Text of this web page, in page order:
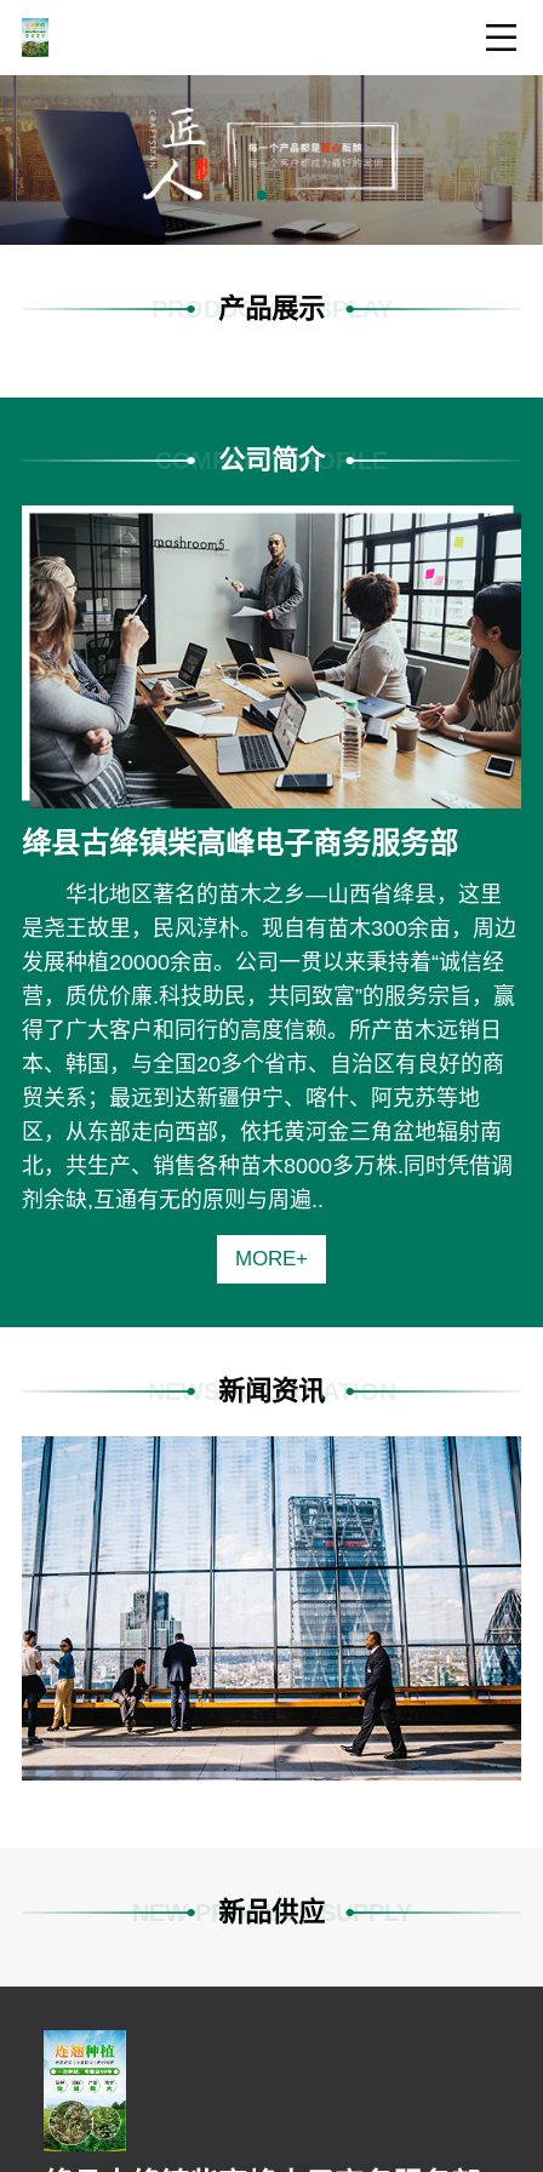
产品展示
PRODUCTS DISPLAY
公司简介
COMPANY PROFILE
绛县古绛镇柴高峰电子商务服务部
华北地区著名的苗木之乡—山西省绛县，这里
是尧王故里，民风淳朴。现自有苗木300余亩，周边
发展种植20000余亩。公司一贯以来秉持着“诚信经
营，质优价廉.科技助民，共同致富”的服务宗旨，赢
得了广大客户和同行的高度信赖。所产苗木远销日
本、韩国，与全国20多个省市、自治区有良好的商
贸关系；最远到达新疆伊宁、喀什、阿克苏等地
区，从东部走向西部，依托黄河金三角盆地辐射南
北，共生产、销售各种苗木8000多万株.同时凭借调
剂余缺,互通有无的原则与周遍..
MORE+
新闻资讯
NEWS INFORMATION
新品供应
NEW PRODUCT SUPPLY